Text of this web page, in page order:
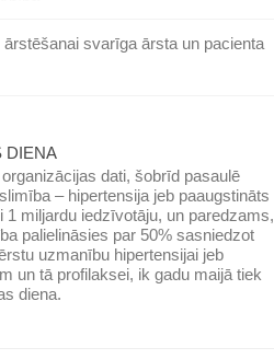
svarīga ārsta un pacienta
DIENA
dati, šobrīd pasaulē
– hipertensija jeb paaugstināts
miljardu iedzīvotāju, un paredzams,
palielināsies par 50% sasniedzot
uzmanību hipertensijai jeb
un tā profilaksei, ik gadu maijā tiek
diena.